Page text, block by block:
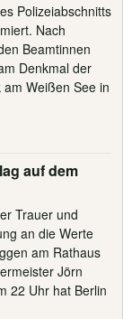
Polizeiabschnitts
Nach
Beamtinnen
Denkmal der
Weißen See in
auf dem
Trauer und
an die Werte
am Rathaus
Jörn
22 Uhr hat Berlin